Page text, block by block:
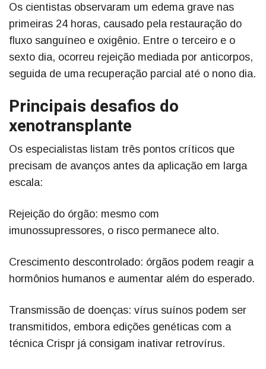
Os cientistas observaram um edema grave nas
primeiras 24 horas, causado pela restauração do
fluxo sanguíneo e oxigênio. Entre o terceiro e o
sexto dia, ocorreu rejeição mediada por anticorpos,
seguida de uma recuperação parcial até o nono dia.
Principais desafios do
xenotransplante
Os especialistas listam três pontos críticos que
precisam de avanços antes da aplicação em larga
escala:
Rejeição do órgão: mesmo com
imunossupressores, o risco permanece alto.
Crescimento descontrolado: órgãos podem reagir a
hormônios humanos e aumentar além do esperado.
Transmissão de doenças: vírus suínos podem ser
transmitidos, embora edições genéticas com a
técnica Crispr já consigam inativar retrovírus.